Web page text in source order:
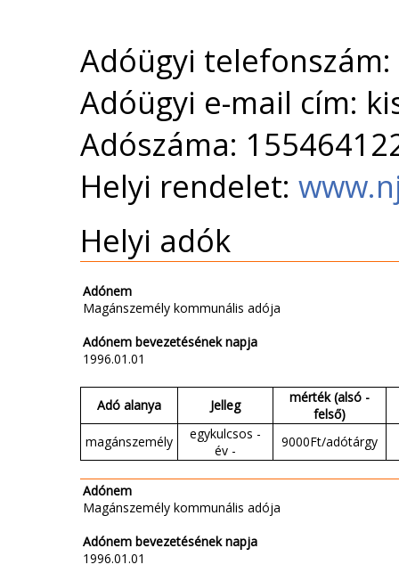
Adóügyi
Adóügyi e-mail cím:
Adószáma:
Helyi rendelet:
Helyi adók
Adónem
Magánszemély kommunális adója
Adónem bevezetésének napja
1996.01.01
Adó alanya Jelleg
mérték (alsó -
felső)
magánszemély
egykulcsos -
év -
9000Ft/adótárgy
Adónem
Magánszemély kommunális adója
Adónem bevezetésének napja
1996.01.01